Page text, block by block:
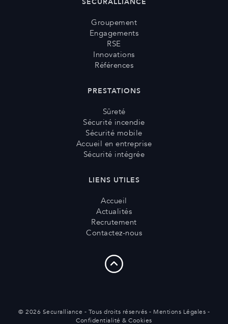
Groupement
Engagements
RSE
Innovations
Références
PRESTATIONS
Sûreté
Sécurité incendie
Sécurité mobile
Accueil en entreprise
Sécurité intégrée
LIENS UTILES
Accueil
Actualités
Recrutement
Contactez-nous
© 2026 Securalliance - Tous droits réservés - Mentions Légales -
Confidentialité & Cookies